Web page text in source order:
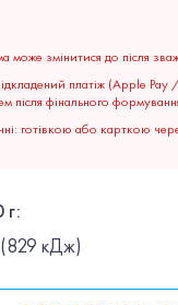
може змінитися до після
платіж (Apple
після фінального
готівкою або карткою
г:
кДж)